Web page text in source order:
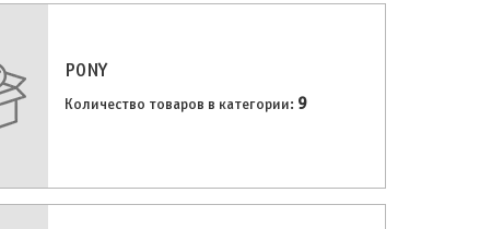
PONY
Количество товаров в категории: 9